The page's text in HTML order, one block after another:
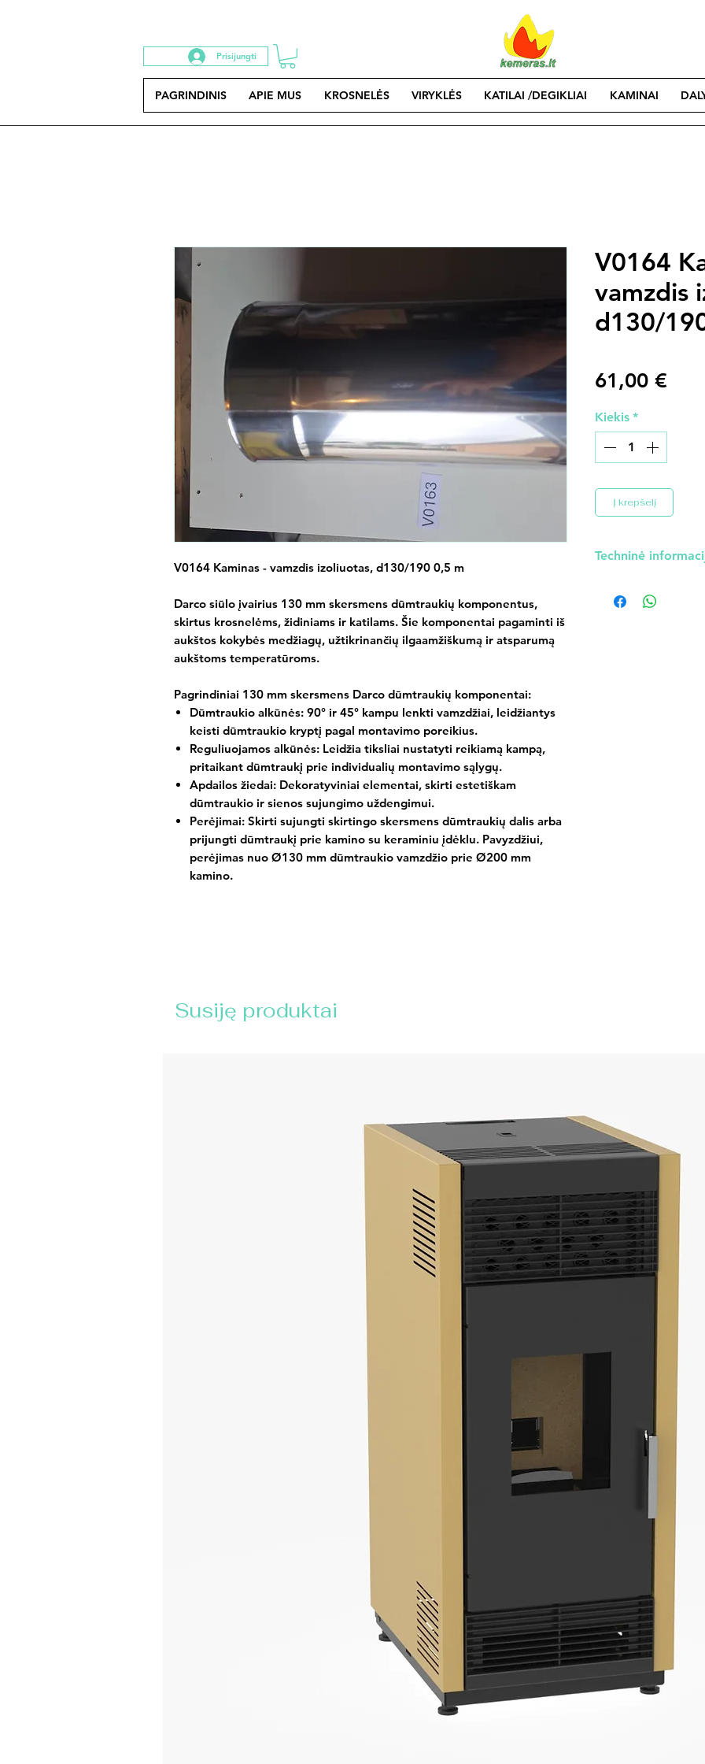
Prisijungti
PAGRINDINIS APIE MUS KROSNELĖS VIRYKLĖS KATILAI /DEGIKLIAI KAMINAI
V0164 Kaminas - vamzdis izoliuotas, d130/190 0,5 m
Darco siūlo įvairius 130 mm skersmens dūmtraukių komponentus,
skirtus krosnelėms, židiniams ir katilams. Šie komponentai pagaminti iš
aukštos kokybės medžiagų, užtikrinančių ilgaamžiškumą ir atsparumą
aukštoms temperatūroms.
Pagrindiniai 130 mm skersmens Darco dūmtraukių komponentai:
Dūmtraukio alkūnės: 90° ir 45° kampu lenkti vamzdžiai, leidžiantys
keisti dūmtraukio kryptį pagal montavimo poreikius.
Reguliuojamos alkūnės: Leidžia tiksliai nustatyti reikiamą kampą,
pritaikant dūmtraukį prie individualių montavimo sąlygų.
Apdailos žiedai: Dekoratyviniai elementai, skirti estetiškam
dūmtraukio ir sienos sujungimo uždengimui.
Perėjimai: Skirti sujungti skirtingo skersmens dūmtraukių dalis arba
prijungti dūmtraukį prie kamino su keraminiu įdėklu. Pavyzdžiui,
perėjimas nuo Ø130 mm dūmtraukio vamzdžio prie Ø200 mm
kamino.
V0164
vamzdis
d130/
61,00 €
Kiekis *
Į krepšelį
Techninė
Kilmės šalis: Lenkija
Susiję produktai